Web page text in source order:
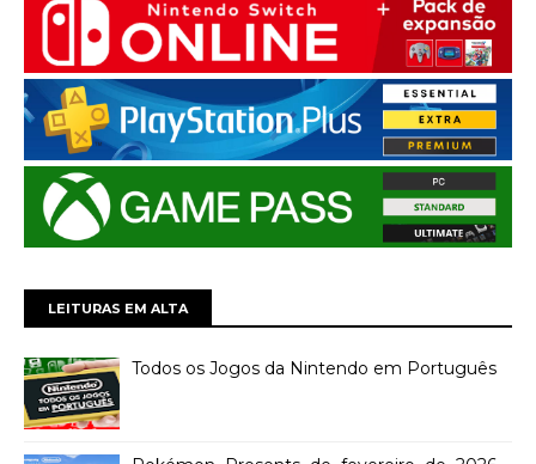
LEITURAS EM ALTA
Todos os Jogos da Nintendo em Português